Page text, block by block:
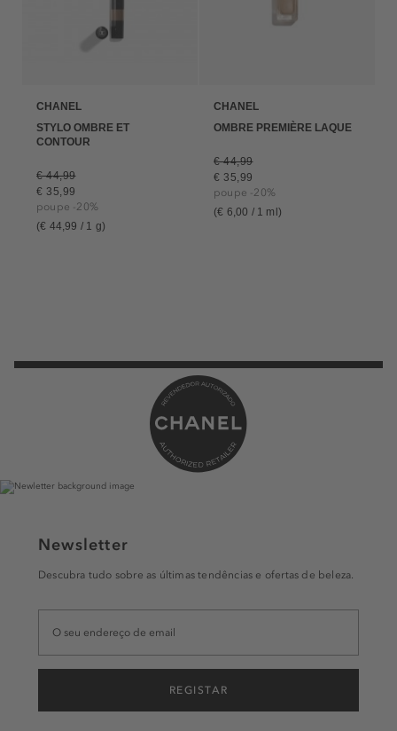
CHANEL
STYLO OMBRE ET
CONTOUR
€ 44,99
€ 35,99
poupe -20%
(€ 44,99 / 1 g)
CHANEL
OMBRE PREMIÈRE LAQUE
€ 44,99
€ 35,99
poupe -20%
(€ 6,00 / 1 ml)
Newsletter
Descubra tudo sobre as últimas tendências e ofertas de beleza.
REGISTAR